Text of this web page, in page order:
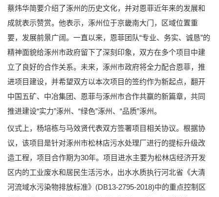
蔡炜华简要介绍了涿州的历史文化，并对恩菲近年来的发展和
成就表示赞赏。他表示，涿州位于京畿南大门，区域位置重
要，发展前景广阔。一直以来，恩菲团队“专业、务实、诚恳”的
精神面貌给涿州市政府留下了深刻印象，双方在多个项目中建
立了良好的合作关系。未来，涿州市政府将全力配合恩菲，推
进项目建设，并希望双方以本次项目的签约作为新起点，翻开
中国五矿、中冶集团、恩菲与涿州市合作共赢的新篇章，共同
推进建设“实力”涿州、“绿色”涿州、“品质”涿州。
仪式上，杨培栋与马效贤代表双方签署项目相关协议。根据协
议，该项目是针对涿州市松林店污水处理厂进行的提标升级改
造工程，项目合作期为30年。项目进水主要为松林店经济开发
区内的工业废水和居民生活污水，出水水质执行河北省《大清
河流域水污染物排放标准》(DB13-2795-2018)中的重点控制区